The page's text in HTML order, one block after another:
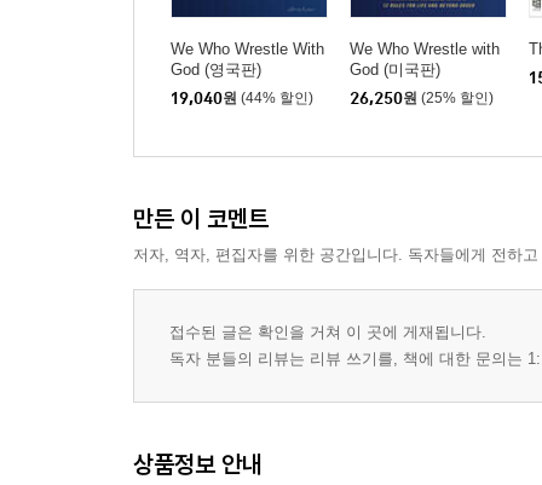
We Who Wrestle With
God (영국판)
19,040원 (44% 할인)
We Who Wrestle with
God (미국판)
26,250원 (25% 할인)
만든 이 코멘트
저자, 역자, 편집자를 위한 공간입니다. 독자들에게 전하
접수된 글은 확인을 거쳐 이 곳에 게재됩니다.
독자 분들의 리뷰는 리뷰 쓰기를, 책에 대한 문의는
상품정보 안내